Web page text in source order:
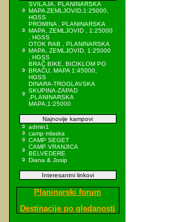
SVILAJA, PLANINARSKA
MAPA ZEMLJOVID,1:25000,
HGSS
PROMINA , PLANINARSKA
MAPA, ZEMLJOVID , 1:25000
, HGSS
OTOK RAB , PLANINARSKA
MAPA, ZEMLJOVID, 1:25000
, HGSS
BRAČ BIKE, BICIKLOM PO
BRAČU, MAPA 1:45000,
HGSS
DINARA-TROGLAVSKA
SKUPINA-ZAPAD
,PLANINARSKA
MAPA,1:25000
Najnovije kampovi
admin1
camp mlaska
CAMP SEGET
CAMP VRANJICA
BELVEDERE
Diana & Josip
Interesantni linkovi
Planinarski forum
Destinacije po gledanosti